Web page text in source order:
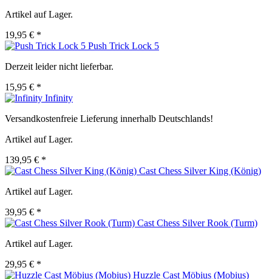
Artikel auf Lager.
19,95 € *
Push Trick Lock 5
Derzeit leider nicht lieferbar.
15,95 € *
Infinity
Versandkostenfreie Lieferung innerhalb Deutschlands!
Artikel auf Lager.
139,95 € *
Cast Chess Silver King (König)
Artikel auf Lager.
39,95 € *
Cast Chess Silver Rook (Turm)
Artikel auf Lager.
29,95 € *
Huzzle Cast Möbius (Mobius)